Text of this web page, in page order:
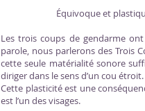
Équivoque et
Les trois coups de gendarme
parole, nous parlerons des Trois
cette seule matérialité sonore
diriger dans le sens d’un cou
Cette plasticité est une
est l’un des visages.